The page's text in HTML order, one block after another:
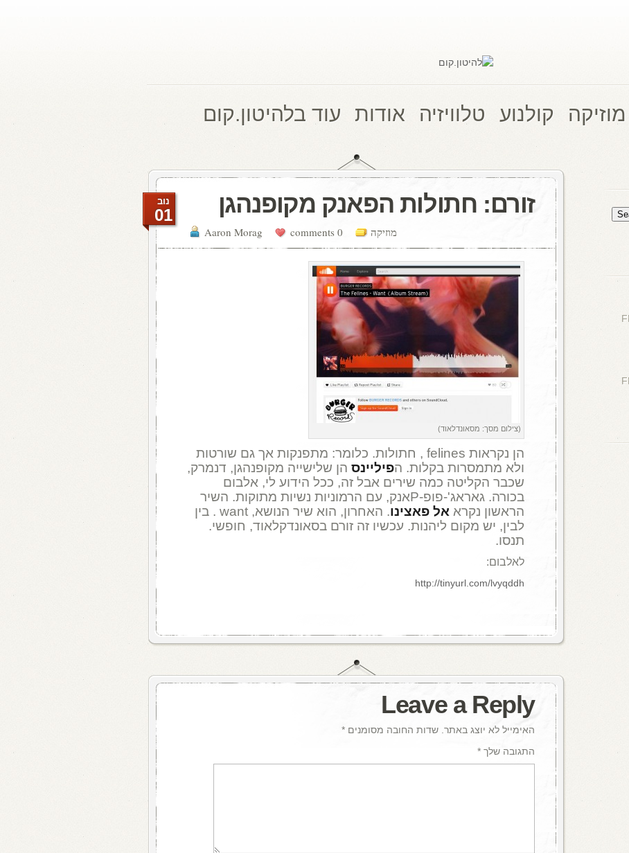
מוזיקה קולנוע טלוויזיה אודות עוד בלהיטון.קום
זורם: חתולות הפאנק מקופנהגן
Aaron Morag 0 comments מוזיקה
נוב
01
(צילום מסך: מסאונדלאוד)
הן נקראות felines , חתולות. כלומר: מתפנקות אך גם שורטות
ולא מתמסרות בקלות. הפיליינס הן שלישייה מקופנהגן, דנמרק,
שכבר הקליטה כמה שירים אבל זה, ככל הידוע לי, אלבום
בכורה. גאראג'-פופ-Pאנק, עם הרמוניות נשיות מתוקות. השיר
הראשון נקרא אל פאצינו
. האחרון, הוא שיר הנושא, want . בין
לבין, יש מקום ליהנות. עכשיו זה זורם בסאונדקלאוד, חופשי.
תנסו.
לאלבום:
http://tinyurl.com/lvyqddh
Leave a Reply
האימייל לא יוצג באתר. שדות החובה מסומנים *
התגובה שלך *